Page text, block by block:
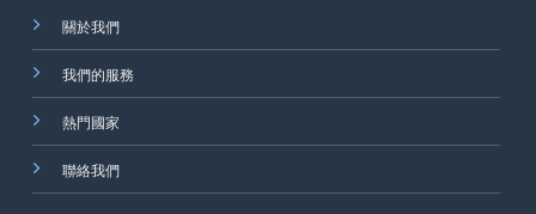
關於我們
我們的服務
熱門國家
聯絡我們